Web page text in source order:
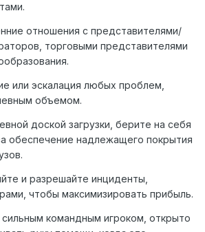
отношения с представителями/
торговыми представителями
или эскалация любых проблем,
объемом.
доской загрузки, берите на себя
обеспечение надлежащего покрытия
и разрешайте инциденты,
чтобы максимизировать прибыль.
командным игроком, открыто